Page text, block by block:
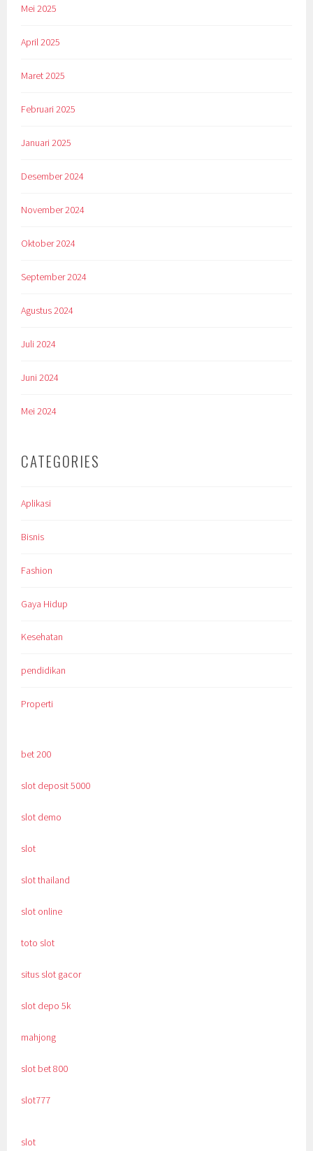
Mei 2025
April 2025
Maret 2025
Februari 2025
Januari 2025
Desember 2024
November 2024
Oktober 2024
September 2024
Agustus 2024
Juli 2024
Juni 2024
Mei 2024
CATEGORIES
Aplikasi
Bisnis
Fashion
Gaya Hidup
Kesehatan
pendidikan
Properti
bet 200
slot deposit 5000
slot demo
slot
slot thailand
slot online
toto slot
situs slot gacor
slot depo 5k
mahjong
slot bet 800
slot777
slot